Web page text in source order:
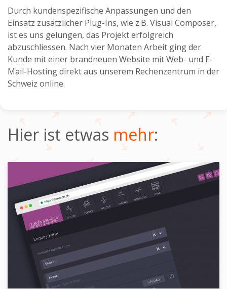
Durch kundenspezifische Anpassungen und den
Einsatz zusätzlicher Plug-Ins, wie z.B. Visual Composer,
ist es uns gelungen, das Projekt erfolgreich
abzuschliessen. Nach vier Monaten Arbeit ging der
Kunde mit einer brandneuen Website mit Web- und E-
Mail-Hosting direkt aus unserem Rechenzentrum in der
Schweiz online.
Hier ist etwas mehr: